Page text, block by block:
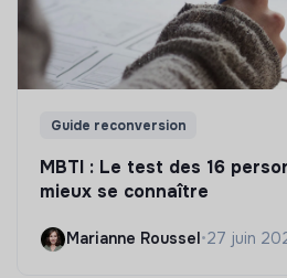
Guide reconversion
MBTI : Le test des 16
mieux se connaître
Marianne Roussel•27 juin